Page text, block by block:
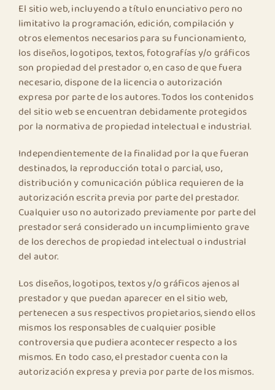
El sitio web, incluyendo a título enunciativo pero no
limitativo la programación, edición, compilación y
otros elementos necesarios para su funcionamiento,
los diseños, logotipos, textos, fotografías y/o gráficos
son propiedad del prestador o, en caso de que fuera
necesario, dispone de la licencia o autorización
expresa por parte de los autores. Todos los contenidos
del sitio web se encuentran debidamente protegidos
por la normativa de propiedad intelectual e industrial.
Independientemente de la finalidad por la que fueran
destinados, la reproducción total o parcial, uso,
distribución y comunicación pública requieren de la
autorización escrita previa por parte del prestador.
Cualquier uso no autorizado previamente por parte del
prestador será considerado un incumplimiento grave
de los derechos de propiedad intelectual o industrial
del autor.
Los diseños, logotipos, textos y/o gráficos ajenos al
prestador y que puedan aparecer en el sitio web,
pertenecen a sus respectivos propietarios, siendo ellos
mismos los responsables de cualquier posible
controversia que pudiera acontecer respecto a los
mismos. En todo caso, el prestador cuenta con la
autorización expresa y previa por parte de los mismos.